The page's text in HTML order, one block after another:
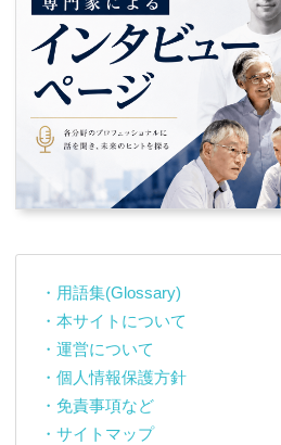
・用語集(Glossary)
・本サイトについて
・運営について
・個人情報保護方針
・免責事項など
・サイトマップ